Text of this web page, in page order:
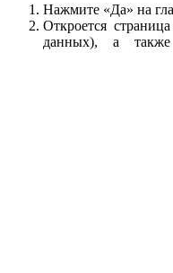
Нажмите «Да» на
Откроется
данных), а